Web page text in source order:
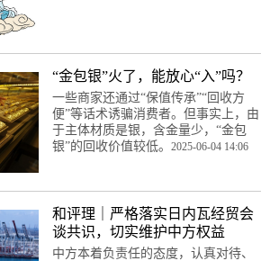
“金包银”火了，能放心“入”吗？
一些商家还通过“保值传承”“回收方
便”等话术诱骗消费者。但事实上，由
于主体材质是银，含金量少，“金包
银”的回收价值较低。 2025-06-04 14:06
和评理｜严格落实日内瓦经贸会
谈共识，切实维护中方权益
中方本着负责任的态度，认真对待、